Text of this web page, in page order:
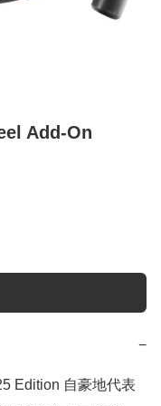
Add-On
−
Edition 自豪地代表